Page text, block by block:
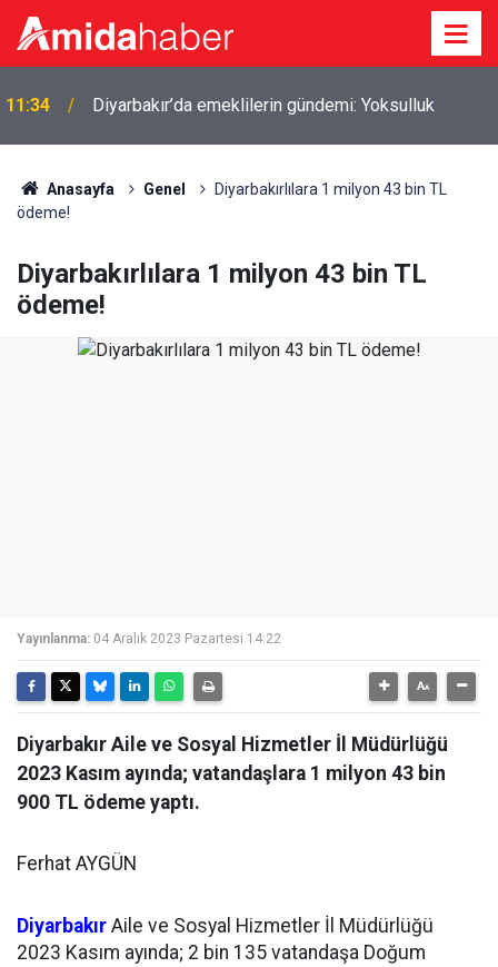
11:06 Sırp forvet Amedspor forması giyecek
Anasayfa Genel
Diyarbakırlılara 1 milyon 43 bin TL
ödeme!
Diyarbakırlılara 1 milyon 43 bin TL
ödeme!
Yayınlanma: 04 Aralık 2023 Pazartesi 14:22
Diyarbakır Aile ve Sosyal Hizmetler İl Müdürlüğü
2023 Kasım ayında; vatandaşlara 1 milyon 43 bin
900 TL ödeme yaptı.
Ferhat AYGÜN
Diyarbakır Aile ve Sosyal Hizmetler İl Müdürlüğü
2023 Kasım ayında; 2 bin 135 vatandaşa Doğum